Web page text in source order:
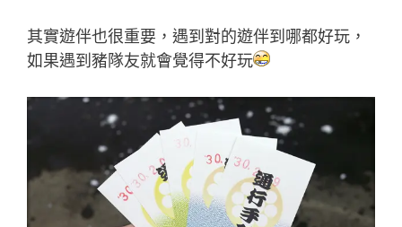
其實遊伴也很重要，遇到對的遊伴到哪都好玩，
如果遇到豬隊友就會覺得不好玩